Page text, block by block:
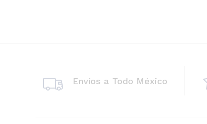
Envíos a Todo México